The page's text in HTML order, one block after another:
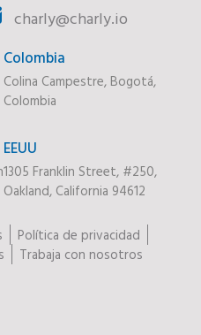
charly@charly.io
Colombia
Colina Campestre, Bogotá,
Colombia
EEUU
1305 Franklin Street, #250,
Oakland, California 94612
Política de privacidad
Trabaja con nosotros